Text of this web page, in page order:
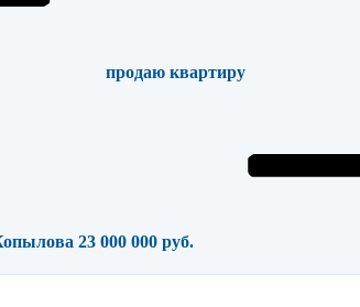
продаю квартиру
23 000 000 руб.